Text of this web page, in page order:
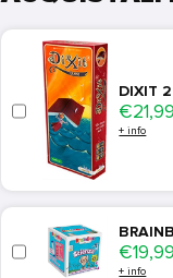
DIXIT
Price
€21,99
+ info
Price
€19,99
+ info